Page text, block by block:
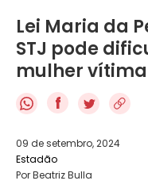
Lei Maria da
STJ pode
mulher
f
09 de setembro, 2024
Estadão
Por Beatriz Bulla